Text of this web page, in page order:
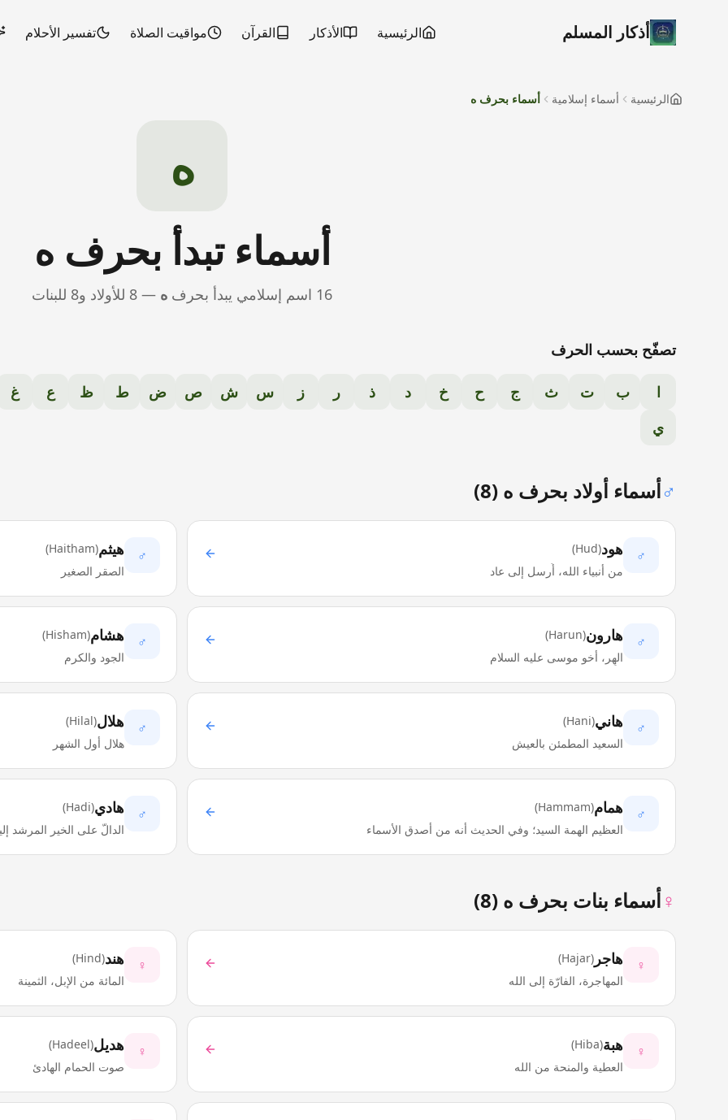
أذكار المسلم الرئيسية الأذكار القرآن مواقيت الصلاة تفسير الأحلام
الرئيسية أسماء إسلامية أسماء بحرف ه
ه
أسماء تبدأ بحرف ه
16 اسم إسلامي يبدأ بحرف ه —
8 للأولاد و8 للبنات
تصفّح بحسب الحرف
ا ب ت ث ج ح خ د ذ ر ز س ش ص ض ط ظ ع
غ
ي
♂أسماء أولاد بحرف ه (
8
)
♂ هود(
Hud
)
من أنبياء الله، أُرسل إلى عاد
♂ هيثم(
Haitham
)
الصقر الصغير
♂ هارون(
Harun
)
الهِر، أخو موسى عليه السلام
♂ هشام(
Hisham
)
الجود والكرم
♂ هاني(
Hani
)
السعيد المطمئن بالعيش
♂ هلال(
Hilal
)
هلال أول الشهر
♂ همام(
Hammam
)
العظيم الهمة السيد؛ وفي الحديث أنه من أصدق الأسماء
♂ هادي(
Hadi
)
الدالّ على الخير المرشد
♀أسماء بنات بحرف ه (
8
)
♀ هاجر (
Hajar
)
المهاجرة، الفارّة إلى الله
♀ هند(
Hind
)
المائة من الإبل، الثمينة
♀ هبة(
Hiba
)
العطية والمنحة من الله
♀ هديل(
Hadeel
)
صوت الحمام الهادئ